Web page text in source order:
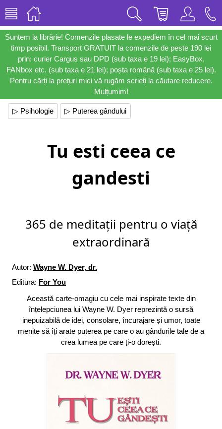
Suntem la librărie! Comenzile plasate le expediem în cel mai scurt
timp posibil. Transport GRATUIT la comenzile de peste 190 lei
prin: curier Cargus sau DPD (sub taxa e 19 lei); EasyBox,
FANbox etc. (sub taxa e 21 lei); poșta română (sub taxa e 25 lei).
Pentru cărți la prețuri mici vă rugăm scrieți la căutare reducere.
Mulțumim!
▷ Psihologie ▷ Puterea gândului
Tu esti ceea ce
gandesti
365 de meditații pentru o viață
extraordinară
Autor: Wayne W. Dyer, dr.
Editura: For You
Această carte-omagiu cu cele mai inspirate texte din
înțelepciunea lui Wayne W. Dyer reprezintă o sursă
inepuizabilă de idei, consolare, încurajare și umor, toate
menite să îți arate puterea pe care o au gândurile tale de a
crea lumea pe care ți-o dorești.